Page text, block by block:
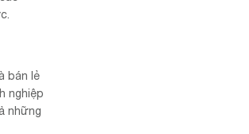
bán lẻ
nghiệp
những